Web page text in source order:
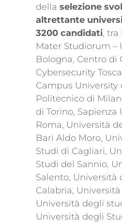
della selezione
altrettante
3200 candidati, tra
Mater Studiorum –
Bologna, Centro di
Cybersecurity
Campus University
Politecnico di
di Torino, Sapienza
Roma, Università
Bari Aldo Moro,
Studi di Cagliari,
Studi del Sannio,
Salento, Università
Calabria,
Università degli
Università degli